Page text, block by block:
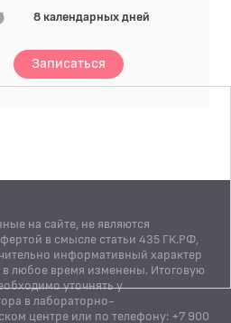
8 календарных дней
Записаться
на сайте, не являются
в смысле статьи 435 ГК.РФ,
информативный характер
в любое время изменены. Итоговую
уточнять у
в лабораторно-
центре или по телефону: +7 900